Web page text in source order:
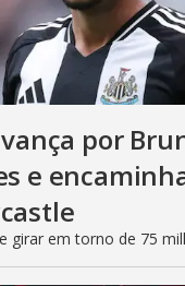
por
e
girar em torno de 75